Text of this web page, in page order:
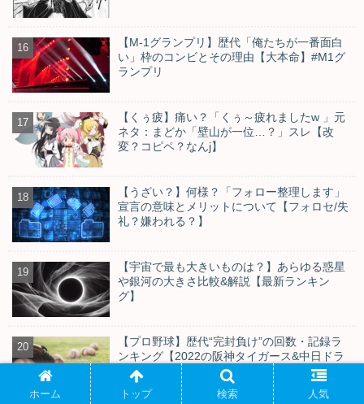
【M-1グランプリ】歴代「俺たちが一番面白
い」枠のコンビとその理由【大本命】#M1グ
ランプリ
【くぅ疲】痛い？「くぅ～疲れましたw 」元
ネタ：まどか「壁山が一位…？」スレ【改
変？コピペ？なんj】
【うざい？】何様？「フォロー整理します」
宣言の意味とメリットについて【フォロセ/失
礼？嫌われる？】
【宇宙で最も大きいものは？】あらゆる惑星
や銀河の大きさ比較&解説【最新ランキン
グ】
【プロ野球】歴代“完封負け”の回数・記録ラ
ンキング【2022の阪神タイガース&中日ドラ
ゴンズなど各チーム】
ホーム トップ 検索 人気